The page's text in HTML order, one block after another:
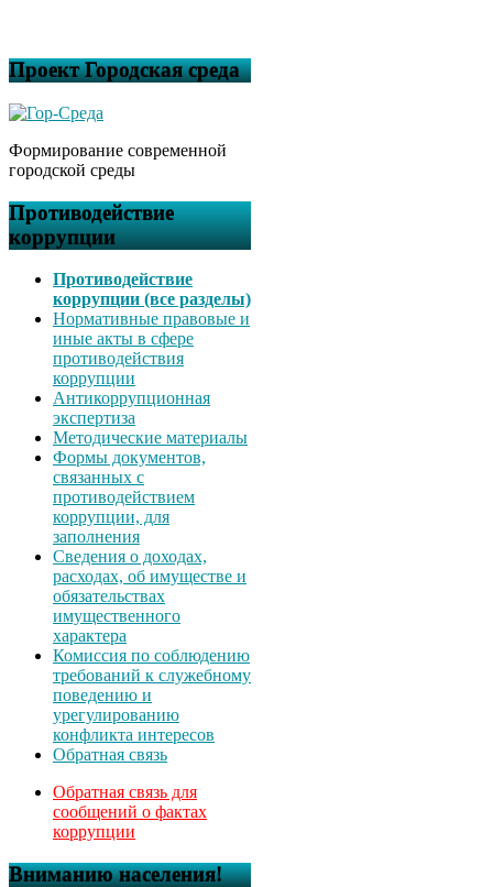
Проект Городская среда
Формирование современной
городской среды
Противодействие
коррупции
Противодействие
коррупции (все разделы)
Нормативные правовые и
иные акты в сфере
противодействия
коррупции
Антикоррупционная
экспертиза
Методические материалы
Формы документов,
связанных с
противодействием
коррупции, для
заполнения
Сведения о доходах,
расходах, об имуществе и
обязательствах
имущественного
характера
Комиссия по соблюдению
требований к служебному
поведению и
урегулированию
конфликта интересов
Обратная связь
Обратная связь для
сообщений о фактах
коррупции
Вниманию населения!